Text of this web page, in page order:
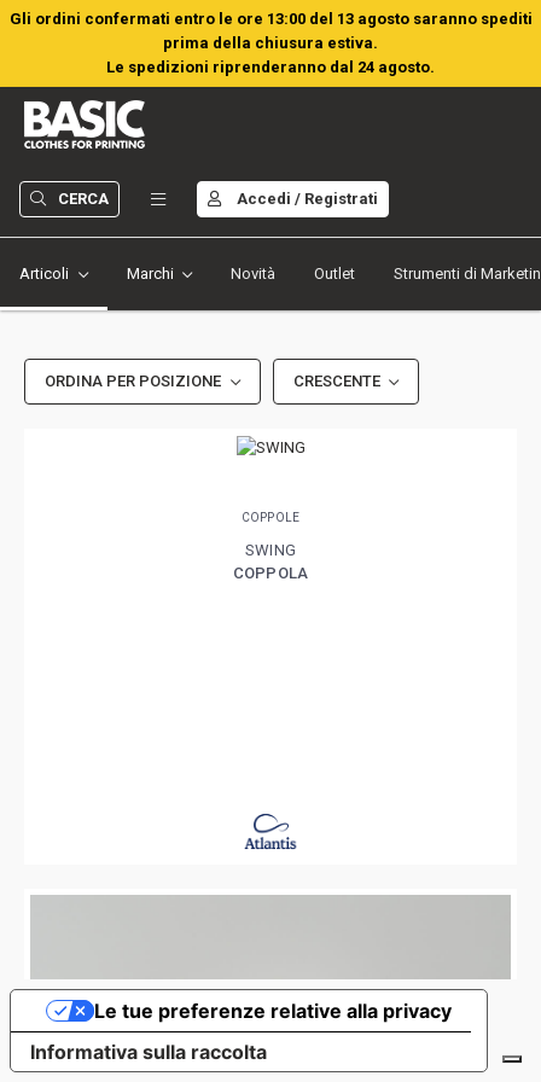
Gli ordini confermati entro le ore 13:00 del 13 agosto saranno spediti
prima della chiusura estiva.
Le spedizioni riprenderanno dal 24 agosto.
Articoli Marchi Novità Outlet Strumenti di
CERCA Accedi / Registrati
ORDINA PER POSIZIONE CRESCENTE
COPPOLE
SWING
COPPOLA
Informativa sulla raccolta
Le tue preferenze relative alla privacy